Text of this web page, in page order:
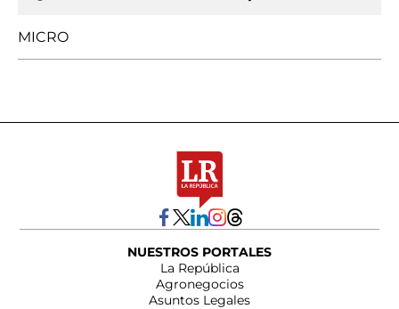
MICRO
NUESTROS PORTALES
La República
Agronegocios
Asuntos Legales